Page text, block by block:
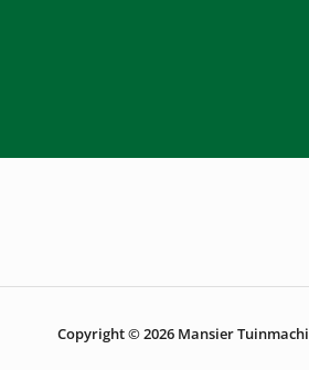
Copyright © 2026 Mansier